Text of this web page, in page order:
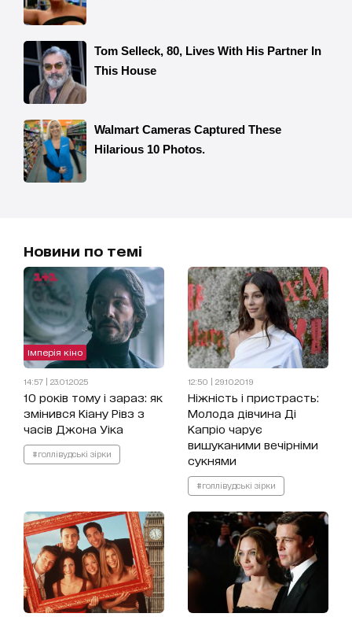
Новини по темі
Імперія кіно
14:57 | 23.01.2025
10 років тому і зараз: як
змінився Кіану Рівз з
часів Джона Уіка
#голлівудські зірки
12:50 | 29.10.2019
Ніжність і пристрасть:
Молода дівчина Ді
Капріо чарує
вишуканими вечірніми
сукнями
#голлівудські зірки